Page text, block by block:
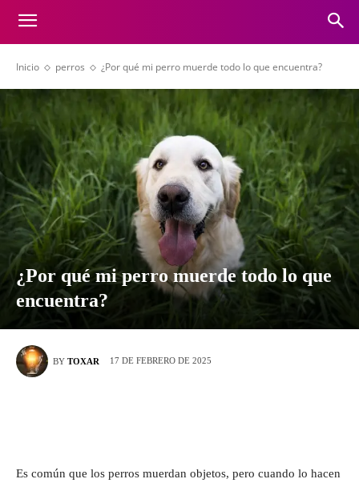
Inicio perros ¿Por qué mi perro muerde todo lo que encuentra?
¿Por qué mi perro muerde todo lo que
encuentra?
BY TOXAR 17 DE FEBRERO DE 2025
Es común que los perros muerdan objetos, pero cuando lo hacen